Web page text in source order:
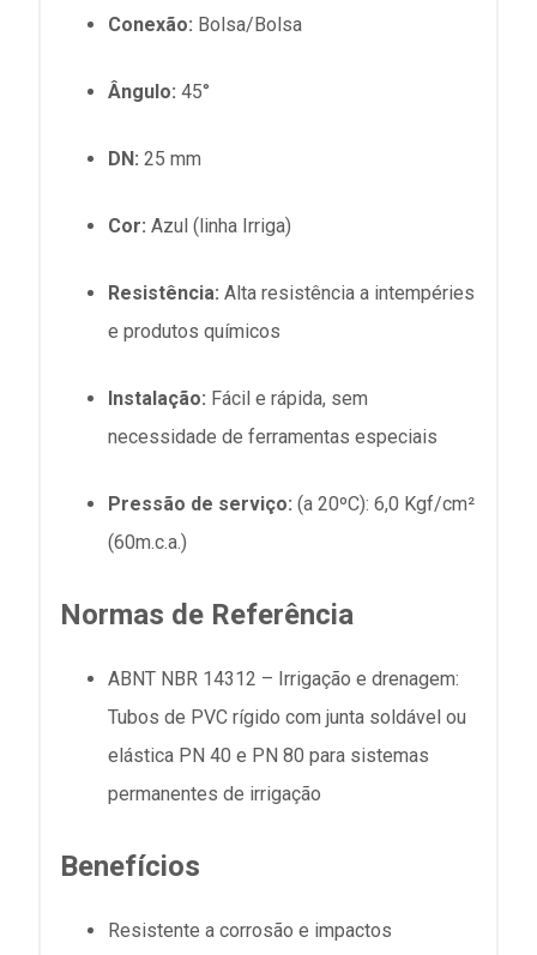
Conexão: Bolsa/Bolsa
Ângulo: 45°
DN: 25 mm
Cor: Azul (linha Irriga)
Resistência: Alta resistência a intempéries
e produtos químicos
Instalação: Fácil e rápida, sem
necessidade de ferramentas especiais
Pressão de serviço: (a 20ºC): 6,0 Kgf/cm²
(60m.c.a.)
Normas de Referência
ABNT NBR 14312 – Irrigação e drenagem:
Tubos de PVC rígido com junta soldável ou
elástica PN 40 e PN 80 para sistemas
permanentes de irrigação
Benefícios
Resistente a corrosão e impactos